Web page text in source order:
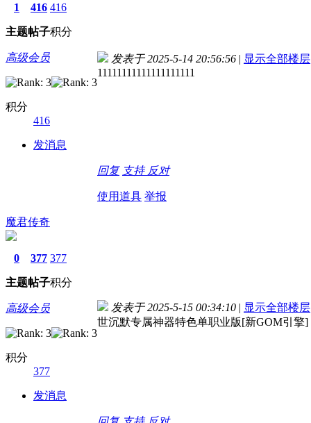
1
主题
416
帖子
416
积分
高级会员
积分
416
发消息
发表于 2025-5-14 20:56:56 | 显示全部楼层
11111111111111111111
回复 支持 反对
使用道具 举报
魔君传奇
0
主题
377
帖子
377
积分
高级会员
积分
377
发消息
发表于 2025-5-15 00:34:10 | 显示全部楼层
世沉默专属神器特色单职业版[新GOM引擎]